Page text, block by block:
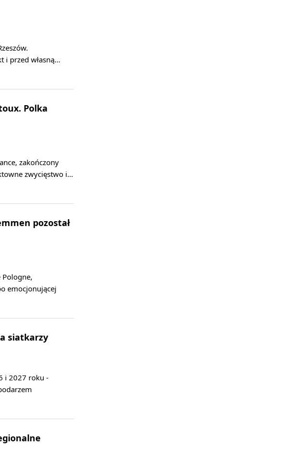
i przed własną…
Polka
zakończony
zwycięstwo i…
pozostał
Pologne,
emocjonującej
siatkarzy
i 2027 roku -